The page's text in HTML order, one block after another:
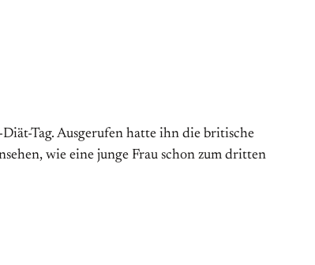
Tag. Aus­gerufen hatte ihn die britische
wie eine junge Frau schon zum dritten